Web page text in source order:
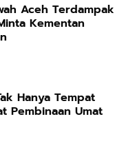
Aceh Terdampak
Kementan
Hanya Tempat
Pembinaan Umat